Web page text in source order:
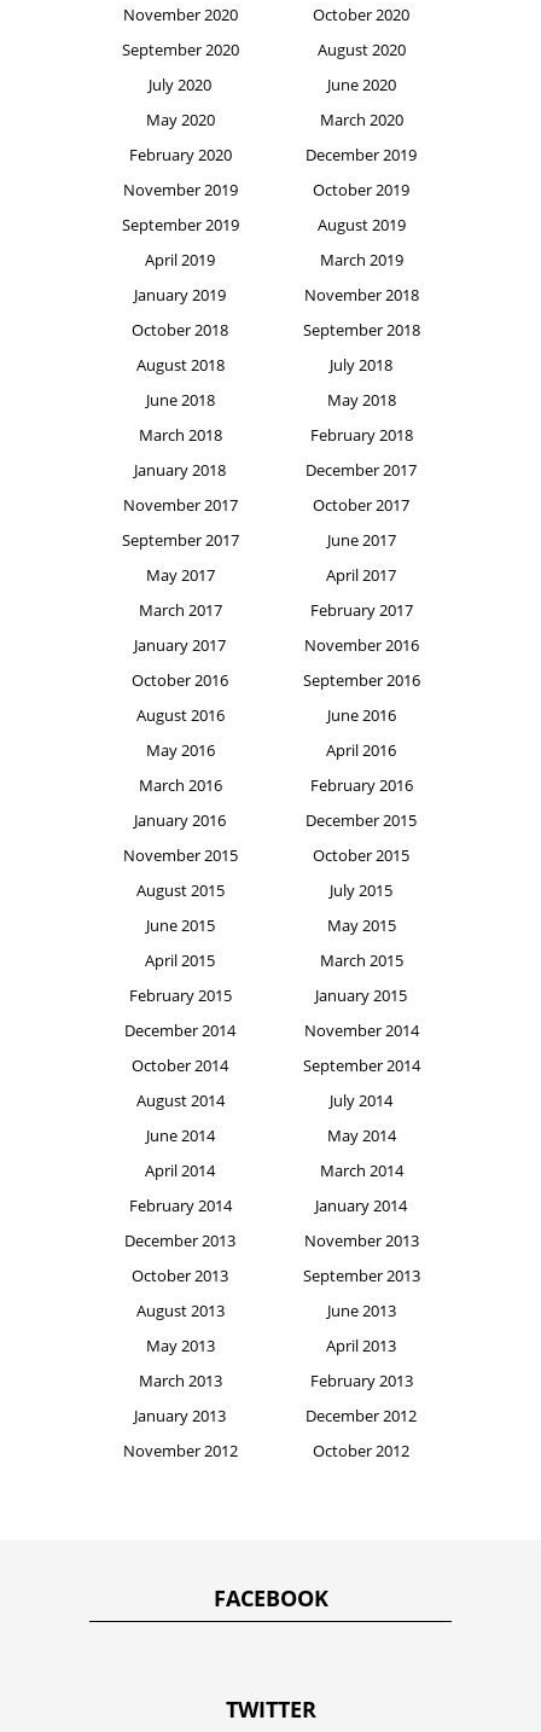
November 2020
October 2020
September 2020
August 2020
July 2020
June 2020
May 2020
March 2020
February 2020
December 2019
November 2019
October 2019
September 2019
August 2019
April 2019
March 2019
January 2019
November 2018
October 2018
September 2018
August 2018
July 2018
June 2018
May 2018
March 2018
February 2018
January 2018
December 2017
November 2017
October 2017
September 2017
June 2017
May 2017
April 2017
March 2017
February 2017
January 2017
November 2016
October 2016
September 2016
August 2016
June 2016
May 2016
April 2016
March 2016
February 2016
January 2016
December 2015
November 2015
October 2015
August 2015
July 2015
June 2015
May 2015
April 2015
March 2015
February 2015
January 2015
December 2014
November 2014
October 2014
September 2014
August 2014
July 2014
June 2014
May 2014
April 2014
March 2014
February 2014
January 2014
December 2013
November 2013
October 2013
September 2013
August 2013
June 2013
May 2013
April 2013
March 2013
February 2013
January 2013
December 2012
November 2012
October 2012
FACEBOOK
TWITTER